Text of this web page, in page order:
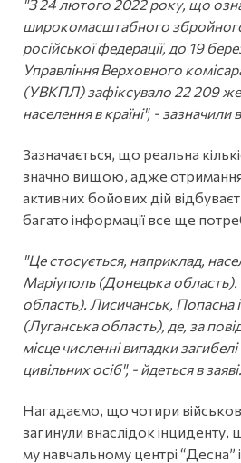
"З 24 лютого 2022 року, що
широкомасштабного
російської федерації, до 19
Управління Верховного
(УВКПЛ) зафіксувало 22 209
населення в країні", - зазначили
Зазначається, що реальна
значно вищою, адже отримання
активних бойових дій
багато інформації все ще
"Це стосується, наприклад,
Маріуполь (Донецька область).
область). Лисичанськ, Попасна
(Луганська область), де, за
місце численні випадки
цивільних осіб", - йдеться в заяві.
Нагадаємо, що чотири
загинули внаслідок інциденту,
му навчальному центрі “Десна”